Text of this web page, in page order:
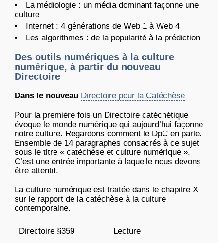
La médiologie : un média dominant façonne une
culture
Internet : 4 générations de Web 1 à Web 4
Les algorithmes : de la popularité à la prédiction
Des outils numériques à la culture
numérique, à partir du nouveau
Directoire
Dans le nouveau Directoire pour la Catéchèse
Pour la première fois un Directoire catéchétique
évoque le monde numérique qui aujourd’hui façonne
notre culture. Regardons comment le DpC en parle.
Ensemble de 14 paragraphes consacrés à ce sujet
sous le titre « catéchèse et culture numérique ».
C’est une entrée importante à laquelle nous devons
être attentif.
La culture numérique est traitée dans le chapitre X
sur le rapport de la catéchèse à la culture
contemporaine.
Directoire §359
Lecture